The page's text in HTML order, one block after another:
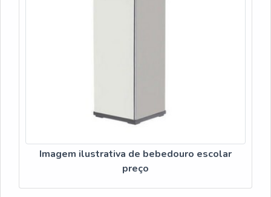
qualidade e precisão.Garantimos a satisfação dos
de profissionais treinados e altamente qualificados.A
Veneza Filtros é uma empresa que tem feito a diferença
no mercado pela idoneidade em tudo que faz onde
garante o sucesso aos parceiros de ponta a ponta.
Imagem ilustrativa de bebedouro escolar
preço